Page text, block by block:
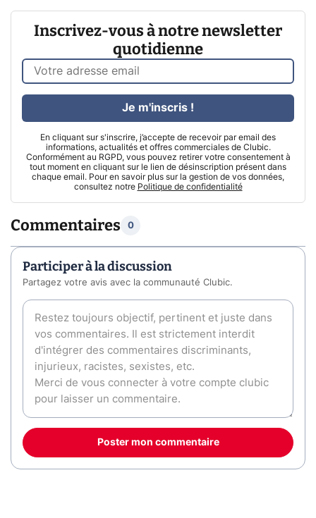
Inscrivez-vous à notre newsletter
quotidienne
En cliquant sur s'inscrire, j’accepte de recevoir par email des
informations, actualités et offres commerciales de Clubic.
Conformément au RGPD, vous pouvez retirer votre consentement à
tout moment en cliquant sur le lien de désinscription présent dans
chaque email. Pour en savoir plus sur la gestion de vos données,
consultez notre Politique de confidentialité
Je m'inscris !
Commentaires 0
Participer à la discussion
Partagez votre avis avec la communauté Clubic.
Poster mon commentaire